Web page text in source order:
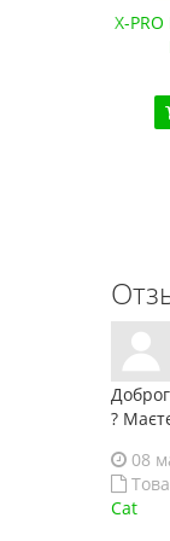
X-
?
08
Cat